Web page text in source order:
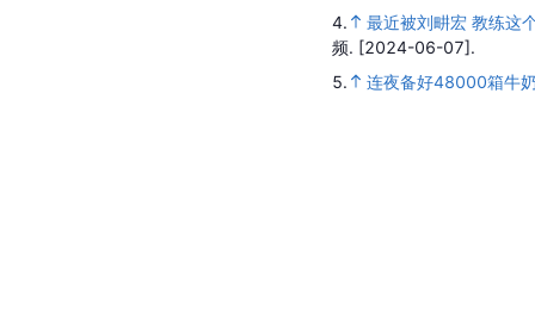
4.
最近被刘畊宏 教练这
频. [2024-06-07].
5.
连夜备好48000箱牛